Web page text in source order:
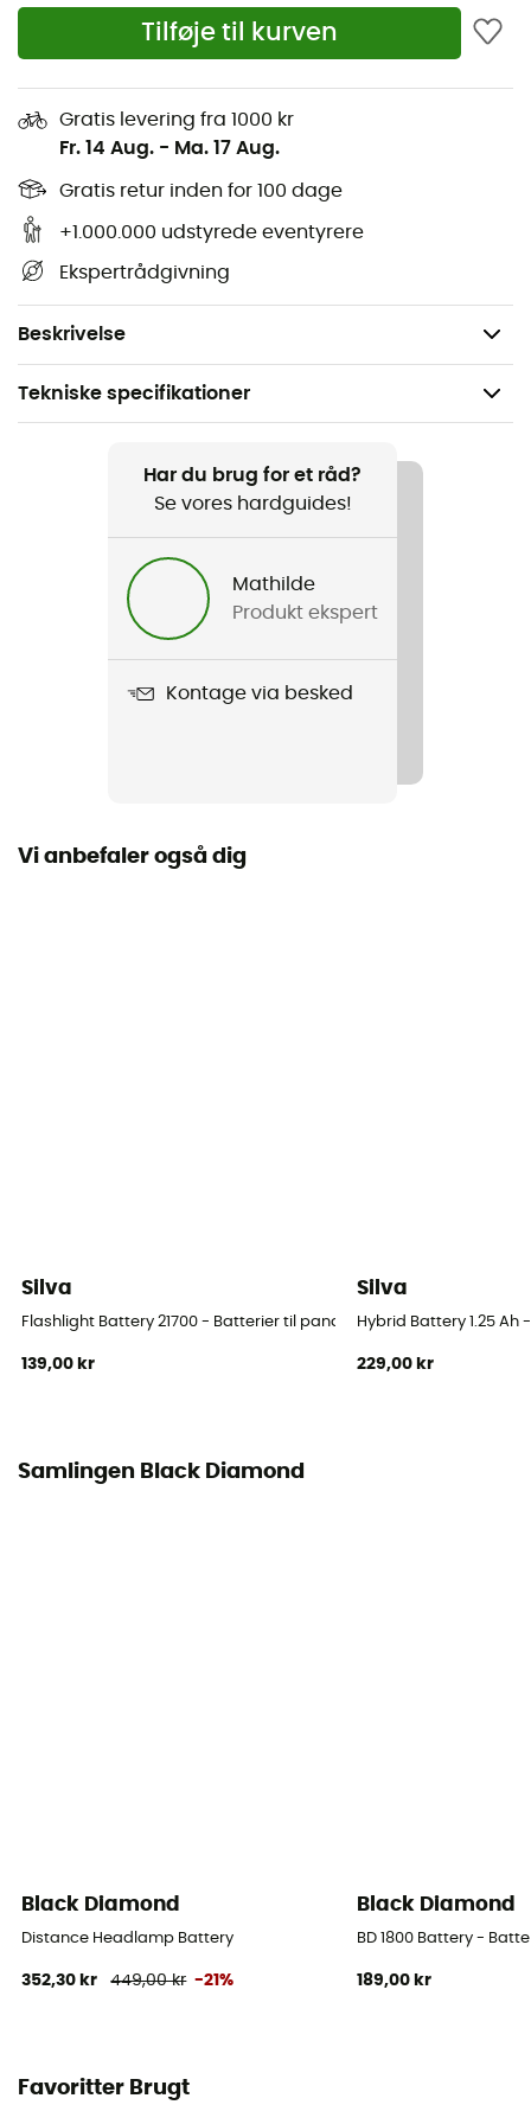
Tilføje til kurven
Gratis levering fra 1000 kr
Fr. 14 Aug. - Ma. 17 Aug.
Gratis retur inden for 100 dage
+1.000.000 udstyrede eventyrere
Ekspertrådgivning
Beskrivelse
Opladningsindikator
USB-port til brug som oplader
IPX7 certificering: beskyttet mod virkningerne af
nedsænkning i saltvand og meget fugtige miljøer
Batteriet er vandtæt og testet til at fungere i op til
særlig vedligeholdelse efter nedsænkning
Vægt: 7,76 g
Tekniske specifikationer
Icon Rechargeable Battery Kit
Har du brug for et råd?
Se vores hardguides!
Mathilde
Produkt ekspert
Kontage via besked
Vi anbefaler også dig
Silva
Flashlight Battery 21700 - Batterier til pandelamper
139,00 kr
Silva
Hybrid Battery 1.25
229,00 kr
Samlingen Black Diamond
Black Diamond
Distance Headlamp Battery
352,30 kr 449,00 kr -21%
Black Diamond
BD 1800 Battery -
189,00 kr
Favoritter Brugt